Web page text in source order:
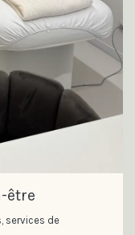
être
services de